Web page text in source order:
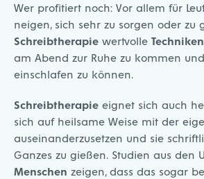
Wer profitiert noch: Vor allem für
neigen, sich sehr zu sorgen oder zu
Schreibtherapie wertvolle Techniken
am Abend zur Ruhe zu kommen
einschlafen zu können.
Schreibtherapie eignet sich auch
sich auf heilsame Weise mit der
auseinanderzusetzen und sie
Ganzes zu gießen. Studien aus den
Menschen zeigen, dass das sogar